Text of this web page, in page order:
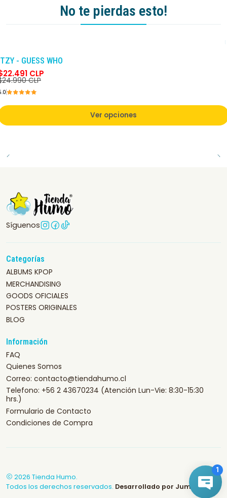
No te pierdas esto!
- GUESS WHO
CLP
CLP
Ver opciones
Síguenos
Categorías
ALBUMS KPOP
MERCHANDISING
GOODS OFICIALES
POSTERS ORIGINALES
BLOG
Información
FAQ
Quienes Somos
Correo: contacto@tiendahumo.cl
Telefono: +56 2 43670234 (Atención Lun-Vie: 8:30-15:30
hrs.)
Formulario de Contacto
Condiciones de Compra
2026 Tienda Humo.
Todos los derechos reservados. Desarrollado por Jumpseller